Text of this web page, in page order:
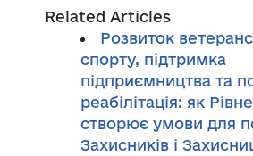
Related Articles
Розвиток
спорту, підтримка
підприємництва та
реабілітація: як
створює умови для
Захисників і